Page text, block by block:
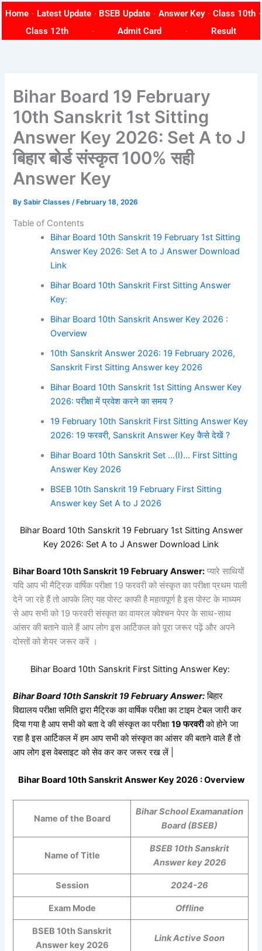
content
Home Latest Update BSEB Update Answer Key
Class 10th
Class 12th
Admit Card Result
Bihar Board 19 February
10th Sanskrit 1st Sitting
Answer Key 2026: Set A to J
बिहार बोर्ड संस्कृत 100% सही
Answer Key
BySabir Classes/ February 18, 2026
Table of Contents
Bihar Board 10th Sanskrit 19 February 1st Sitting
Answer Key 2026: Set A to J Answer Download
Link
Bihar Board 10th Sanskrit First Sitting Answer
Key:
Bihar Board 10th Sanskrit Answer Key 2026 :
Overview
10th Sanskrit Answer 2026: 19 February 2026,
Sanskrit First Sitting Answer key 2026
Bihar Board 10th Sanskrit 1st Sitting Answer Key
2026: परीक्षा में प्रवेश करने का समय ?
19 February 10th Sanskrit First Sitting Answer Key
2026: 19 फरवरी, Sanskrit Answer Key कैसे देखें ?
Bihar Board 10th Sanskrit Set …(I)… First Sitting
Answer Key 2026
BSEB 10th Sanskrit 19 February First Sitting
Answer key Set A to J 2026
Bihar Board 10th Sanskrit 19 February 1st Sitting Answer
Key 2026: Set A to J Answer Download Link
Bihar Board 10thSanskrit 19 February Answer: प्यारे साथियों
यदि आप भी मैट्रिक वार्षिक परीक्षा 19 फरवरी को संस्कृत का परीक्षा प्रथम पाली
देने जा रहे हैं तो आपके लिए यह पोस्ट काफी है महत्वपूर्ण है इस पोस्ट के माध्यम
से आप सभी को 19 फरवरी संस्कृत का वायरल क्वेश्चन पेपर के साथ-साथ
आंसर की बताने वाले हैं आप लोग इस आर्टिकल को पूरा जरूर पढ़ें और अपने
दोस्तों को शेयर जरूर करें ।
Bihar Board 10th Sanskrit First Sitting Answer Key:
Bihar Board 10thSanskrit 19February Answer:बिहार
विद्यालय परीक्षा समिति द्वारा मैट्रिक का वार्षिक परीक्षा का टाइम टेबल जारी कर
दिया गया है आप सभी को बता दे की संस्कृत का परीक्षा19 फरवरीको होने जा
रहा है इस आर्टिकल में हम आप सभी कोसंस्कृतका आंसर की बताने वाले हैं तो
आप लोग इस वेबसाइट को सेव कर कर जरूर रख लें |
Bihar Board 10thSanskritAnswer Key 2026 : Overview
Name of the Board
Bihar School Examanation
Board (BSEB)
Name of Title
BSEB 10th Sanskrit
Answer key 2026
Session 2024-26
Exam Mode Offline
BSEB 10th Sanskrit
Answer key 2026
Link Active Soon